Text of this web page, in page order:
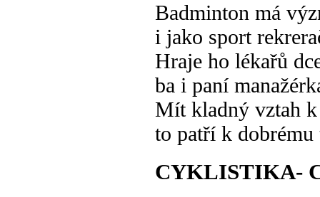
Badminton má
i jako sport
Hraje ho lékařů
ba i paní
Mít kladný vztah
to patří k dobrému
CYKLISTIKA-